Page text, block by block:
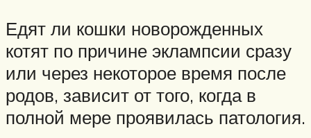
Едят ли кошки новорожденных
котят по причине эклампсии сразу
или через некоторое время после
родов, зависит от того, когда в
полной мере проявилась патология.